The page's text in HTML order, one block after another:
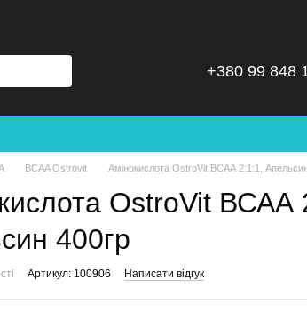
+380 99 848
BCAA Ostrovit Амінокислота OstroVit ВСАА 2:1:1,
OstroVit ВСАА
400гр
Артикул: 100906 Написати відгук